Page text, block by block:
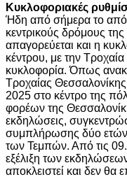
Κυκλοφοριακές
Ήδη από σήμερα το
κεντρικούς δρόμους
απαγορεύεται και η
κέντρου, με την
κυκλοφορία. Όπως
Τροχαίας
2025 στο κέντρο της
φορέων της
εκδηλώσεις,
συμπλήρωσης δύο ετών
των Τεμπών. Από τις
εξέλιξη των
αποκλειστεί και δεν θα